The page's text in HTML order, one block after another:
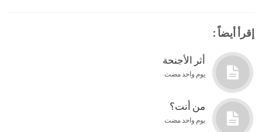
إقرأ أيضاً :
أثر الأجنحة
يوم واحد مضت
من أنت؟
يوم واحد مضت